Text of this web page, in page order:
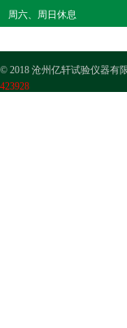
周六、周日休息
© 2018 沧州亿轩试验仪器有
423928